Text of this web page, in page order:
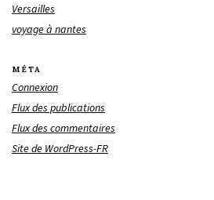
Versailles
voyage à nantes
MÉTA
Connexion
Flux des publications
Flux des commentaires
Site de WordPress-FR